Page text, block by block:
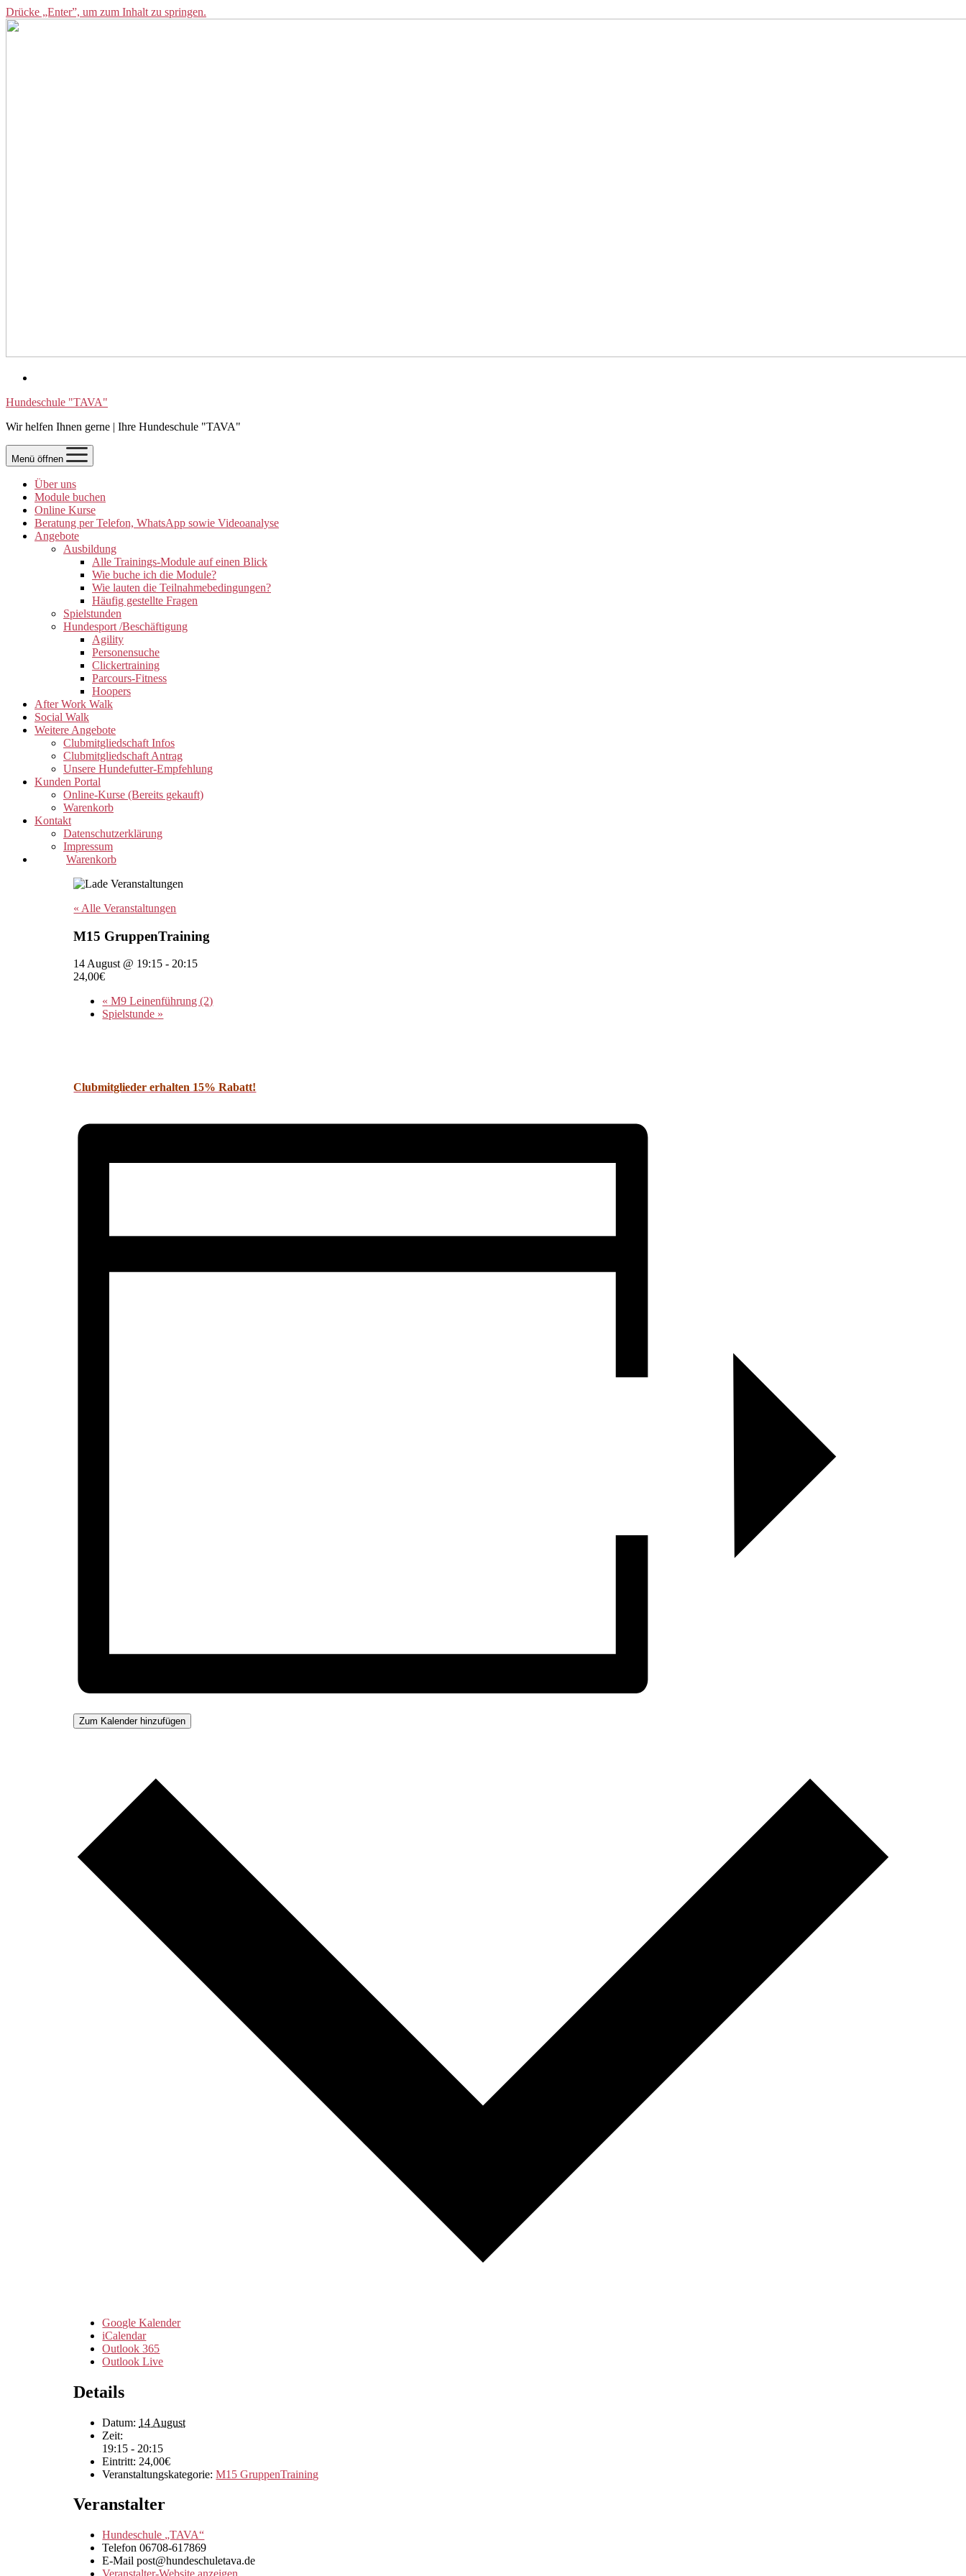
Drücke „Enter”, um zum Inhalt zu springen.
Hundeschule "TAVA"
Wir helfen Ihnen gerne | Ihre Hundeschule "TAVA"
Menü öffnen
Über uns
Module buchen
Online Kurse
Beratung per Telefon, WhatsApp sowie Videoanalyse
Angebote
Ausbildung
Alle Trainings-Module auf einen Blick
Wie buche ich die Module?
Wie lauten die Teilnahmebedingungen?
Häufig gestellte Fragen
Spielstunden
Hundesport /Beschäftigung
Agility
Personensuche
Clickertraining
Parcours-Fitness
Hoopers
After Work Walk
Social Walk
Weitere Angebote
Clubmitgliedschaft Infos
Clubmitgliedschaft Antrag
Unsere Hundefutter-Empfehlung
Kunden Portal
Online-Kurse (Bereits gekauft)
Warenkorb
Kontakt
Datenschutzerklärung
Impressum
Warenkorb
« Alle Veranstaltungen
M15 GruppenTraining
14 August @ 19:15 -20:15
24,00€
« M9 Leinenführung (2)
Spielstunde »
Clubmitglieder erhalten 15% Rabatt!
Zum Kalender hinzufügen
Google Kalender
iCalendar
Outlook 365
Outlook Live
Details
Datum: 14 August
Zeit:
19:15 - 20:15
Eintritt: 24,00€
Veranstaltungskategorie: M15 GruppenTraining
Veranstalter
Hundeschule „TAVA“
Telefon06708-617869
E-Mailpost@hundeschuletava.de